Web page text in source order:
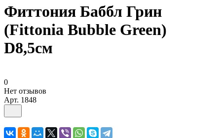
Фиттония Баббл Грин
(Fittonia Bubble Green)
D8,5см
0
Нет отзывов
Арт. 1848